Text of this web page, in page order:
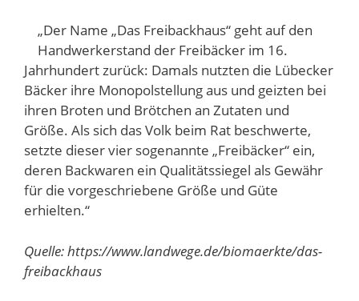
„Der Name „Das Freibackhaus“ geht auf den
Handwerkerstand der Freibäcker im 16.
Jahrhundert zurück: Damals nutzten die Lübecker
Bäcker ihre Monopolstellung aus und geizten bei
ihren Broten und Brötchen an Zutaten und
Größe. Als sich das Volk beim Rat beschwerte,
setzte dieser vier sogenannte „Freibäcker“ ein,
deren Backwaren ein Qualitätssiegel als Gewähr
für die vorgeschriebene Größe und Güte
erhielten.“
Quelle: https://www.landwege.de/biomaerkte/das-
freibackhaus